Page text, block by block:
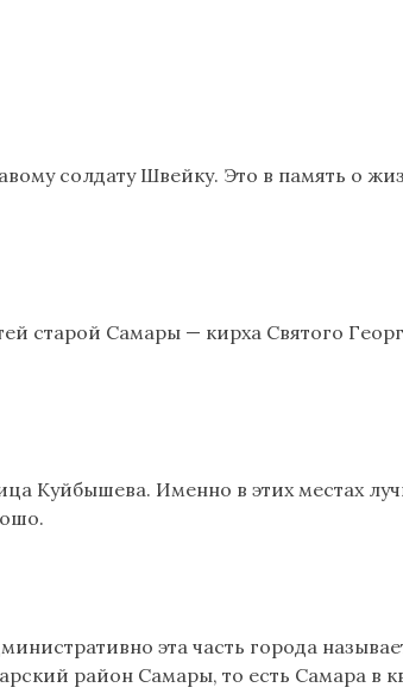
солдату Швейку. Это в память о
старой Самары — кирха Святого
Куйбышева. Именно в этих местах
эта часть города
район Самары, то есть Самара в